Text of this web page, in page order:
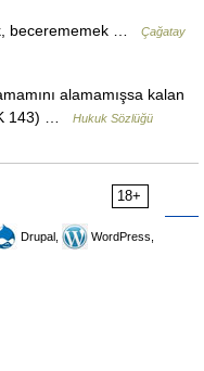
becerememek …
Çağatay
alamamışsa kalan
143) …
Hukuk Sözlüğü
18+
Drupal,
WordPress,